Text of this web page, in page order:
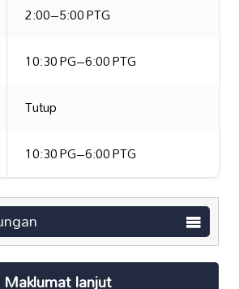
2:00–5:00 PTG
10:30 PG–6:00 PTG
Tutup
10:30 PG–6:00 PTG
Maklumat lanjut